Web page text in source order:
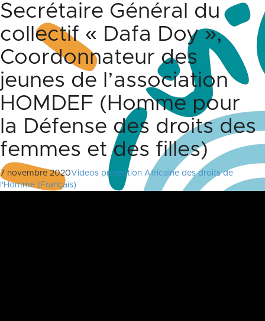
Secrétaire Général du
collectif « Dafa Doy »,
Coordonnateur des
jeunes de l’association
HOMDEF (Homme pour
la Défense des droits des
femmes et des filles)
7 novembre 2020Videos protection Africaine des droits de
l'Homme (Français)